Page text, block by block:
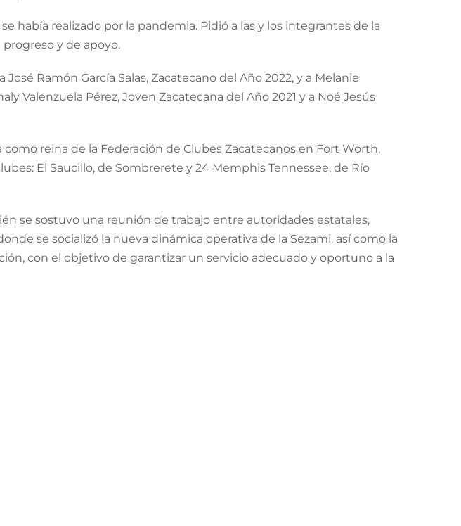
había realizado por la pandemia. Pidió a las y los integrantes de la
y de apoyo.
Ramón García Salas, Zacatecano del Año 2022, y a Melanie
Valenzuela Pérez, Joven Zacatecana del Año 2021 y a Noé Jesús
reina de la Federación de Clubes Zacatecanos en Fort Worth,
El Saucillo, de Sombrerete y 24 Memphis Tennessee, de Río
se sostuvo una reunión de trabajo entre autoridades estatales,
se socializó la nueva dinámica operativa de la Sezami, así como la
con el objetivo de garantizar un servicio adecuado y oportuno a la